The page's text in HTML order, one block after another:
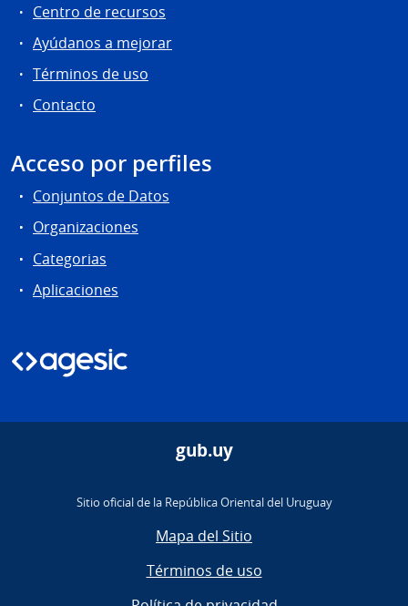
Centro de recursos
Ayúdanos a mejorar
Términos de uso
Contacto
Acceso por perfiles
Conjuntos de Datos
Organizaciones
Categorias
Aplicaciones
gub.uy
Sitio oficial de la República Oriental del Uruguay
Mapa del Sitio
Términos de uso